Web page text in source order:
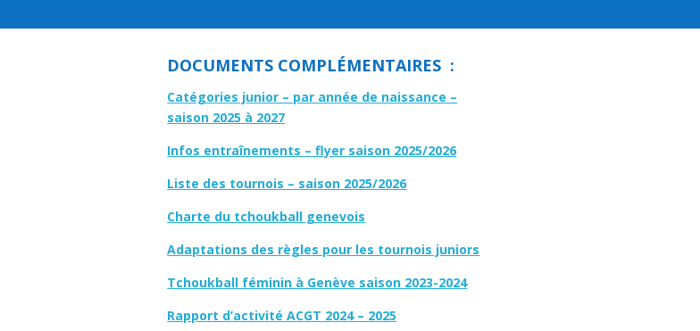
DOCUMENTS COMPLÉMENTAIRES :
Catégories junior – par année de naissance –
saison 2025 à 2027
Infos entraînements – flyer saison 2025/2026
Liste des tournois – saison 2025/2026
Charte du tchoukball genevois
Adaptations des règles pour les tournois juniors
Tchoukball féminin à Genève saison 2023-2024
Rapport d’activité ACGT 2024 – 2025